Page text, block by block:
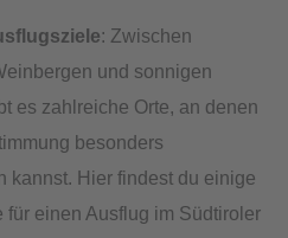
: Zwischen
und sonnigen
es zahlreiche Orte, an denen
besonders
kannst. Hier findest du einige
für einen Ausflug im Südtiroler